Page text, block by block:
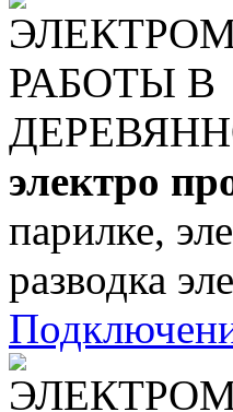
электро
парилке,
разводка